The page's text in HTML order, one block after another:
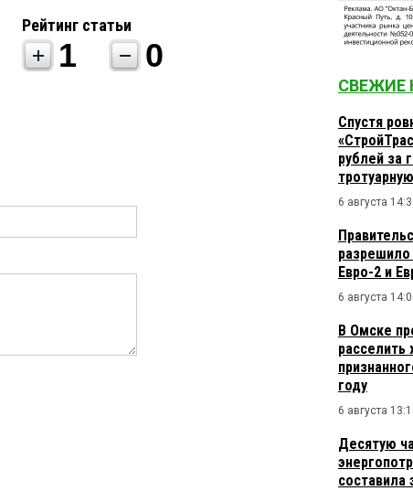
Рейтинг статьи
1 0
СВЕЖИЕ
Спустя
рублей за
6 августа
разрешило
Евро-2 и
6 августа
В Омске
году
6 августа
Десятую
составила